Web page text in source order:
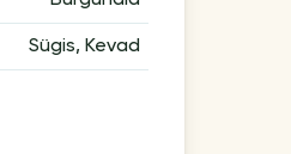
Sügis, Kevad